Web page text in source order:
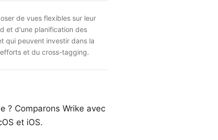
de vues flexibles sur leur
et d'une planification des
qui peuvent investir dans la
et du cross-tagging.
? Comparons Wrike avec
et iOS.